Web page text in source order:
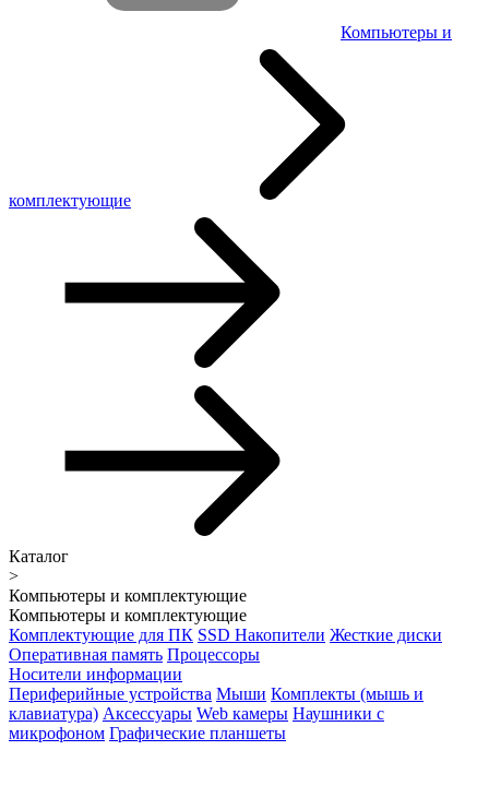
Компьютеры и
комплектующие
Каталог
>
Компьютеры и комплектующие
Компьютеры и комплектующие
Комплектующие для ПК SSD Накопители Жесткие диски
Оперативная память Процессоры
Носители информации
Периферийные устройства Мыши Комплекты (мышь и
клавиатура) Аксессуары Web камеры Наушники с
микрофоном Графические планшеты